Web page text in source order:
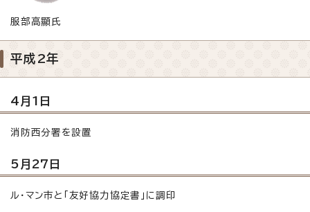
服部高顯氏
平成2年
4月1日
消防西分署を設置
5月27日
ル・マン市と「友好協力協定書」に調印